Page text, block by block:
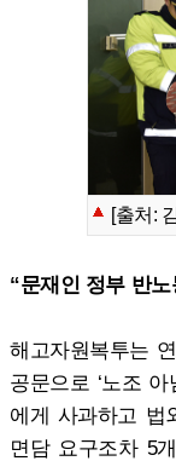
[출처:
“문재인 정부 반
해고자원복투는
공문으로 ‘노조
에게 사과하고 법
면담 요구조차 5